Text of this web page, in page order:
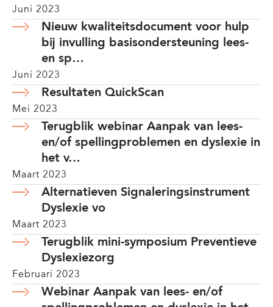
Juni 2023
Nieuw kwaliteitsdocument voor hulp
bij invulling basisondersteuning lees-
en sp…
Juni 2023
Resultaten QuickScan
Mei 2023
Terugblik webinar Aanpak van lees-
en/of spellingproblemen en dyslexie in
het v…
Maart 2023
Alternatieven Signaleringsinstrument
Dyslexie vo
Maart 2023
Terugblik mini-symposium Preventieve
Dyslexiezorg
Februari 2023
Webinar Aanpak van lees- en/of